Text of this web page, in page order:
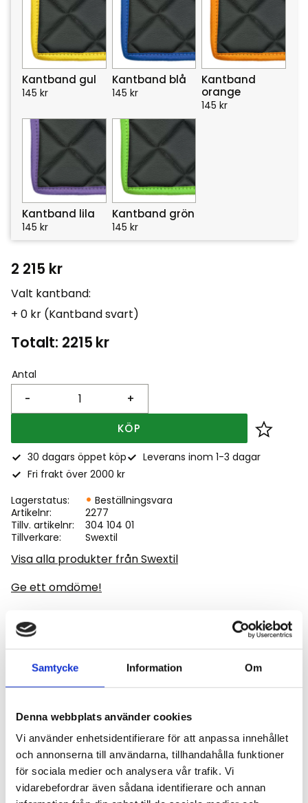
Samtycke Information Om
Denna webbplats använder cookies
Vi använder enhetsidentifierare för att anpassa innehållet
och annonserna till användarna, tillhandahålla funktioner
för sociala medier och analysera vår trafik. Vi
vidarebefordrar även sådana identifierare och annan
Kantband gul
145 kr
Kantband blå
145 kr
Kantband
orange
145 kr
Kantband lila
145 kr
Kantband grön
145 kr
2 215 kr
Valt kantband:
+ 0 kr (Kantband svart)
Totalt: 2215 kr
Antal
+
-
KÖP Lägg
30 dagars öppet köp
Leverans inom 1-3 dagar
Fri frakt över 2000 kr
Lagerstatus
Beställningsvara
Artikelnr
2277
Tillv. artikelnr
304 104 01
Tillverkare
Swextil
Visa alla produkter från Swextil
Ge ett omdöme!
Golvmatta till Fendt 500 - 700 Vario serie 2015 -.
Matta med väldigt fin kvalité det är en
diamantmönstrad matta med stoppning, enligt bild.
Omdömen